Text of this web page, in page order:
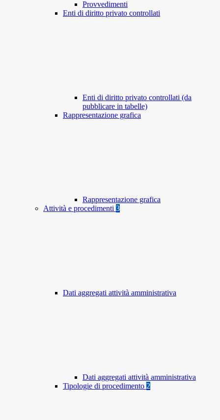
Provvedimenti
Enti di diritto privato controllati
Enti di diritto privato controllati (da
pubblicare in tabelle)
Rappresentazione grafica
Rappresentazione grafica
Attività e procedimenti 3
Dati aggregati attività amministrativa
Dati aggregati attività amministrativa
Tipologie di procedimento 2